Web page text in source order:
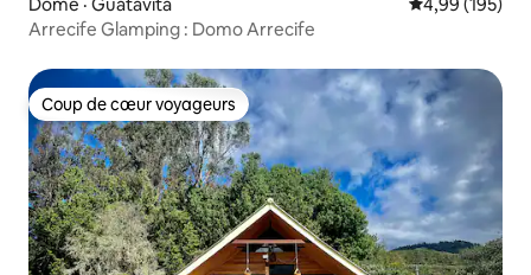
Arrecife Glamping : Domo Arrecife
Coup de cœur voyageurs
Coup de cœur voyageurs